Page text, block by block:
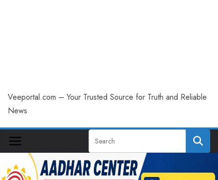
Veeportal.com – Your Trusted Source for Truth and Reliable
News